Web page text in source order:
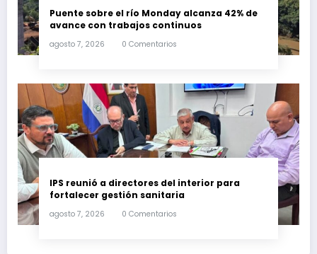
Puente sobre el río Monday alcanza 42% de
avance con trabajos continuos
agosto 7, 2026 0 Comentarios
IPS reunió a directores del interior para
fortalecer gestión sanitaria
agosto 7, 2026 0 Comentarios